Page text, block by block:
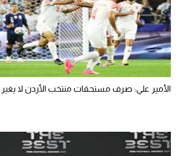
الأمير علي: صرف مستحقات منتخب الأردن لا يغير